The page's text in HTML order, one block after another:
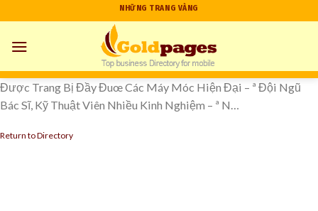
to
content
NHỮNG TRANG VÀNG
Được Trang Bị Đầy Đuœ Các Máy Móc Hiện Đại – ª Đội Ngũ
Bác Sĩ, Kỹ Thuật Viên Nhiều Kinh Nghiệm – ª N…
Return to Directory